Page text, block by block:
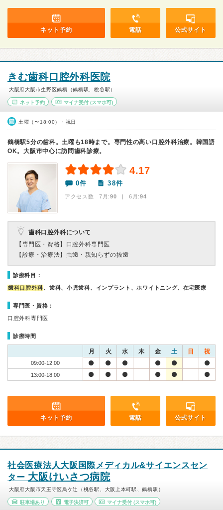
ネット予約 電話 公式サイト
きむ歯科口腔外科医院
大阪府大阪市生野区鶴橋（鶴橋駅、桃谷駅）
ネット予約 マイナ受付(スマホ可)
土曜（〜18:00）・祝日
鶴橋駅5分の歯科。土曜も18時まで。専門性の高い口腔外科治療。韓国語
OK。大阪市中心に訪問歯科診療。
4.17
0件 38件
アクセス数 7月:90 | 6月:94
歯科口腔外科について
【専門医・資格】 口腔外科専門医
【診療・治療法】 虫歯・親知らずの抜歯
診療科目：
歯科口腔外科、歯科、小児歯科、インプラント、ホワイトニング、在宅医療
専門医・資格：
口腔外科専門医
診療時間
月 火 水 木 金 土 日 祝
09:00-12:00
13:00-18:00
ネット予約 電話 公式サイト
社会医療法人大阪国際メディカル&サイエンスセン
ター 大阪けいさつ病院
大阪府大阪市天王寺区烏ケ辻（桃谷駅、大阪上本町駅、鶴橋駅）
駐車場あり 電子決済可 マイナ受付 (スマホ可)